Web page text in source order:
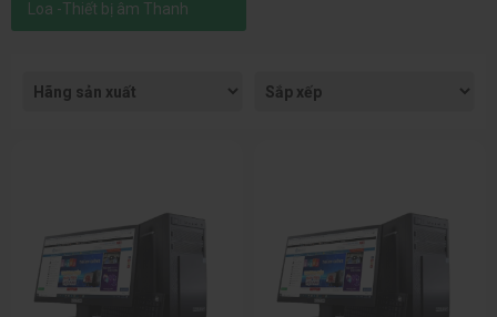
Loa -Thiết bị âm Thanh